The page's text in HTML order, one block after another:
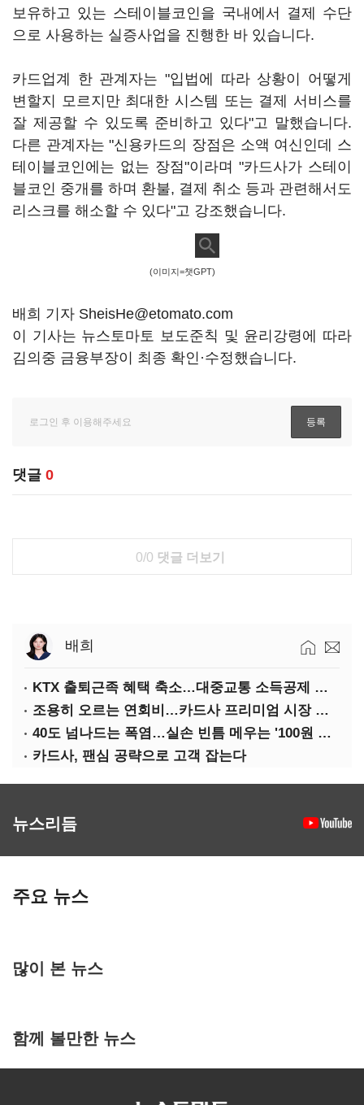
보유하고 있는 스테이블코인을 국내에서 결제 수단
으로 사용하는 실증사업을 진행한 바 있습니다.
카드업계 한 관계자는 "입법에 따라 상황이 어떻게
변할지 모르지만 최대한 시스템 또는 결제 서비스를
잘 제공할 수 있도록 준비하고 있다"고 말했습니다.
다른 관계자는 "신용카드의 장점은 소액 여신인데 스
테이블코인에는 없는 장점"이라며 "카드사가 스테이
블코인 중개를 하며 환불, 결제 취소 등과 관련해서도
리스크를 해소할 수 있다"고 강조했습니다.
(이미지=챗GPT)
배희 기자 SheisHe@etomato.com
이 기사는 뉴스토마토 보도준칙 및 윤리강령에 따라
김의중 금융부장이 최종 확인·수정했습니다.
댓글 0
0/0 댓글 더보기
배희
KTX 출퇴근족 혜택 축소…대중교통 소득공제 개편
조용히 오르는 연회비…카드사 프리미엄 시장 정조준
40도 넘나드는 폭염…실손 빈틈 메우는 '100원 미니보험'
카드사, 팬심 공략으로 고객 잡는다
뉴스리듬
주요 뉴스
많이 본 뉴스
함께 볼만한 뉴스